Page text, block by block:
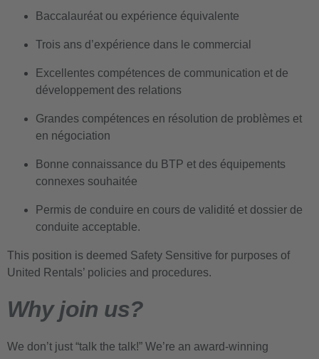
Baccalauréat ou expérience équivalente
Trois ans d’expérience dans le commercial
Excellentes compétences de communication et de
développement des relations
Grandes compétences en résolution de problèmes et
en négociation
Bonne connaissance du BTP et des équipements
connexes souhaitée
Permis de conduire en cours de validité et dossier de
conduite acceptable.
This position is deemed Safety Sensitive for purposes of
United Rentals’ policies and procedures.
Why join us?
We don’t just “talk the talk!” We’re an award-winning